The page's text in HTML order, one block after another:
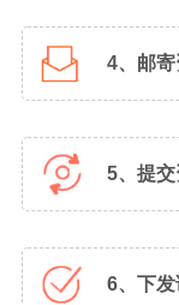
4、邮寄
5、提交
6、下发